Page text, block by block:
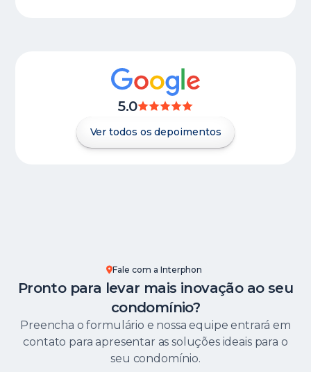
5.0
Ver todos os depoimentos
Fale com a Interphon
Pronto para levar mais inovação ao seu
condomínio?
Preencha o formulário e nossa equipe entrará em
contato para apresentar as soluções ideais para o
seu condomínio.